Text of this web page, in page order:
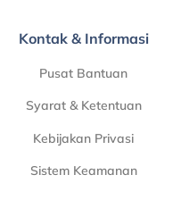
Kontak & Informasi
Pusat Bantuan
Syarat & Ketentuan
Kebijakan Privasi
Sistem Keamanan